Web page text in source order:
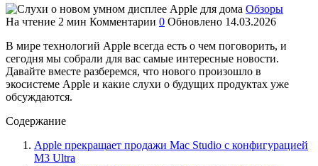
Обзоры
На чтение 2 мин Комментарии 0 Обновлено 14.03.2026
В мире технологий Apple всегда есть о чем поговорить, и
сегодня мы собрали для вас самые интересные новости.
Давайте вместе разберемся, что нового произошло в
экосистеме Apple и какие слухи о будущих продуктах уже
обсуждаются.
Содержание
Apple прекращает продажи Mac Studio с конфигурацией
M3 Ultra